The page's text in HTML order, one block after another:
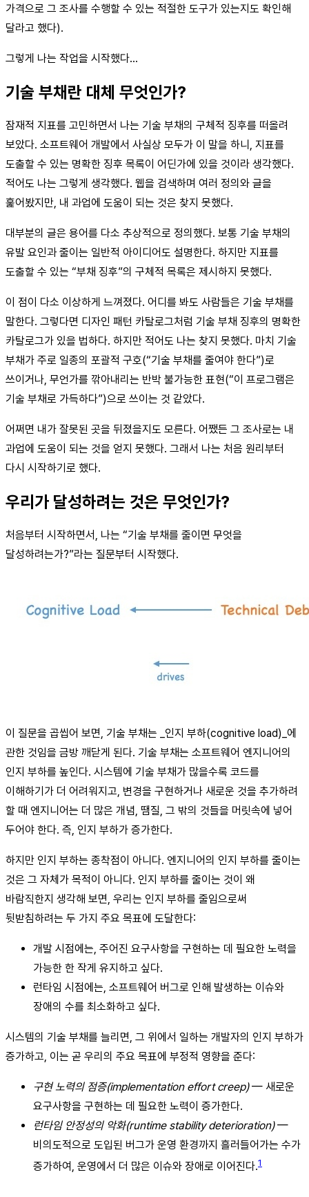
가격으로 그 조사를 수행할 수 있는 적절한 도구가 있는지도 확인해
달라고 했다).
그렇게 나는 작업을 시작했다…
기술 부채란 대체 무엇인가?
잠재적 지표를 고민하면서 나는 기술 부채의 구체적 징후를 떠올려
보았다. 소프트웨어 개발에서 사실상 모두가 이 말을 하니, 지표를
도출할 수 있는 명확한 징후 목록이 어딘가에 있을 것이라 생각했다.
적어도 나는 그렇게 생각했다. 웹을 검색하며 여러 정의와 글을
훑어봤지만, 내 과업에 도움이 되는 것은 찾지 못했다.
대부분의 글은 용어를 다소 추상적으로 정의했다. 보통 기술 부채의
유발 요인과 줄이는 일반적 아이디어도 설명한다. 하지만 지표를
도출할 수 있는 “부채 징후”의 구체적 목록은 제시하지 못했다.
이 점이 다소 이상하게 느껴졌다. 어디를 봐도 사람들은 기술 부채를
말한다. 그렇다면 디자인 패턴 카탈로그처럼 기술 부채 징후의 명확한
카탈로그가 있을 법하다. 하지만 적어도 나는 찾지 못했다. 마치 기술
부채가 주로 일종의 포괄적 구호(“기술 부채를 줄여야 한다”)로
쓰이거나, 무언가를 깎아내리는 반박 불가능한 표현(“이 프로그램은
기술 부채로 가득하다”)으로 쓰이는 것 같았다.
어쩌면 내가 잘못된 곳을 뒤졌을지도 모른다. 어쨌든 그 조사로는 내
과업에 도움이 되는 것을 얻지 못했다. 그래서 나는 처음 원리부터
다시 시작하기로 했다.
우리가 달성하려는 것은 무엇인가?
처음부터 시작하면서, 나는 “기술 부채를 줄이면 무엇을
달성하려는가?”라는 질문부터 시작했다.
이 질문을 곱씹어 보면, 기술 부채는 _인지 부하(cognitive load)_에
관한 것임을 금방 깨닫게 된다. 기술 부채는 소프트웨어 엔지니어의
인지 부하를 높인다. 시스템에 기술 부채가 많을수록 코드를
이해하기가 더 어려워지고, 변경을 구현하거나 새로운 것을 추가하려
할 때 엔지니어는 더 많은 개념, 땜질, 그 밖의 것들을 머릿속에 넣어
두어야 한다. 즉, 인지 부하가 증가한다.
하지만 인지 부하는 종착점이 아니다. 엔지니어의 인지 부하를 줄이는
것은 그 자체가 목적이 아니다. 인지 부하를 줄이는 것이 왜
바람직한지 생각해 보면, 우리는 인지 부하를 줄임으로써
뒷받침하려는 두 가지 주요 목표에 도달한다:
개발 시점에는, 주어진 요구사항을 구현하는 데 필요한 노력을
가능한 한 작게 유지하고 싶다.
런타임 시점에는, 소프트웨어 버그로 인해 발생하는 이슈와
장애의 수를 최소화하고 싶다.
시스템의 기술 부채를 늘리면, 그 위에서 일하는 개발자의 인지 부하가
증가하고, 이는 곧 우리의 주요 목표에 부정적 영향을 준다:
구현 노력의 점증(implementation effort creep)— 새로운
요구사항을 구현하는 데 필요한 노력이 증가한다.
런타임 안정성의 악화(runtime stability deterioration)—
비의도적으로 도입된 버그가 운영 환경까지 흘러들어가는 수가
증가하여, 운영에서 더 많은 이슈와 장애로 이어진다.1